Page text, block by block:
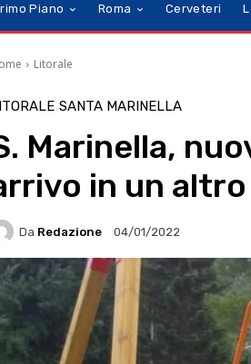
Piano Roma Cerveteri
Litorale
SANTA MARINELLA
Marinella,
in un
Da Redazione 04/01/2022